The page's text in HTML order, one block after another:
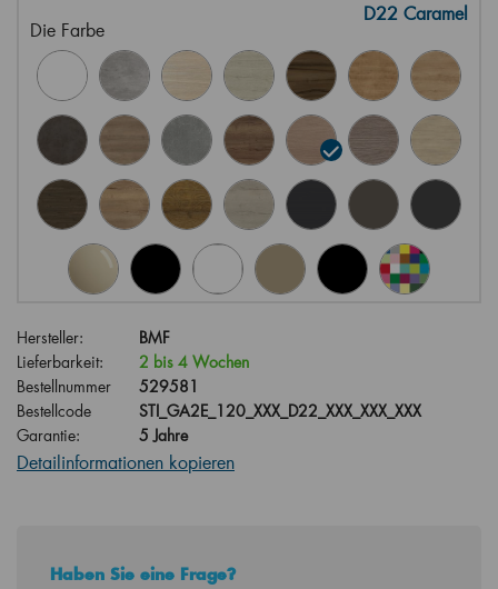
Die Farbe
D22 Caramel
Hersteller:
BMF
Lieferbarkeit:
2 bis 4 Wochen
Bestellnummer
529581
Bestellcode
STI_GA2E_120_XXX_D22_XXX_XXX_XXX
Garantie:
5 Jahre
Detailinformationen kopieren
Haben Sie eine Frage?